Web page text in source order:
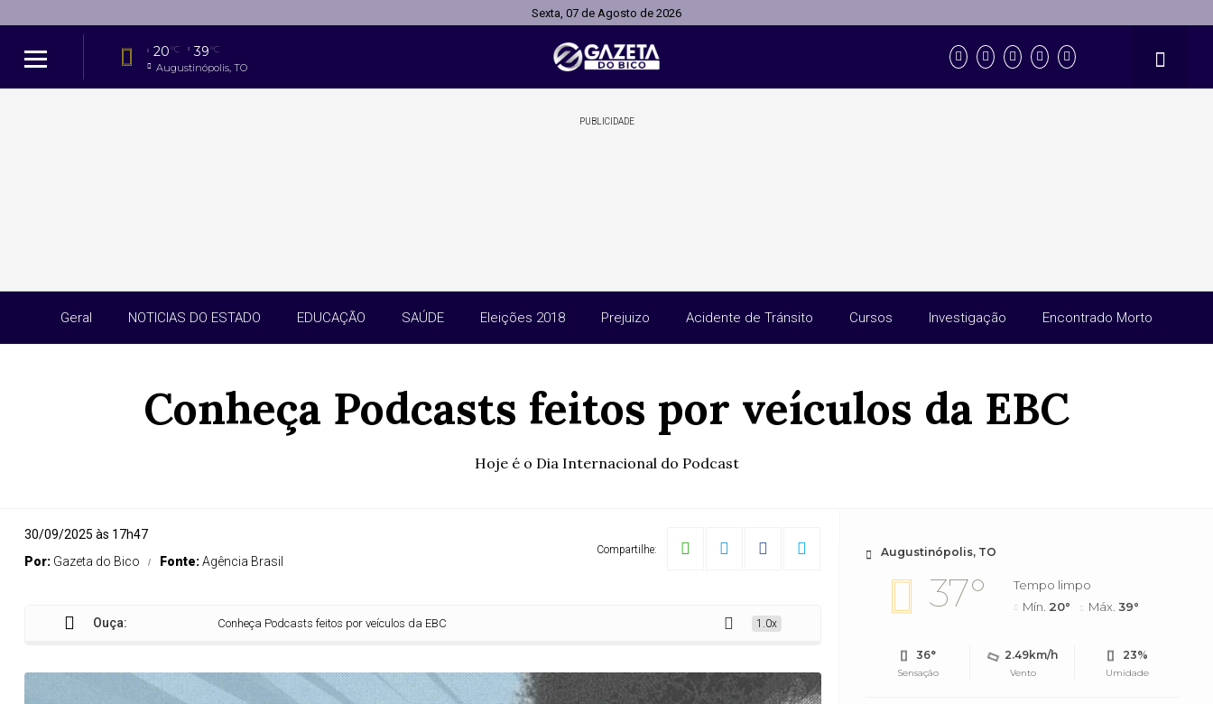
Sexta, 07 de Agosto de 2026
20°C 39°C
Augustinópolis, TO
PUBLICIDADE
Geral NOTICIAS DO ESTADO EDUCAÇÃO SAÚDE Eleições 2018 Prejuizo Acidente de Tránsito Cursos Investigação Encontrado Morto
Conheça Podcasts feitos por veículos da EBC
Hoje é o Dia Internacional do Podcast
30/09/2025 às 17h47
Por: Gazeta do Bico Fonte:Agência Brasil
Compartilhe:
Ouça: Conheça Podcasts feitos por veículos da EBC 1.0x
Augustinópolis, TO
37°
Tempo limpo
Mín. 20° Máx.39°
36°
Sensação
2.49km/h
Vento
23%
Umidade